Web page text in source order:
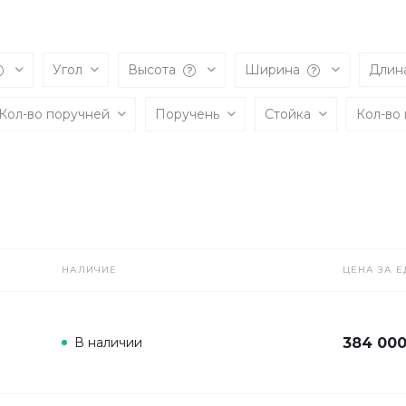
Угол Высота Ширина
во поручней Поручень Стойка Кол-
НАЛИЧИЕ ЦЕНА ЗА
В наличии 384